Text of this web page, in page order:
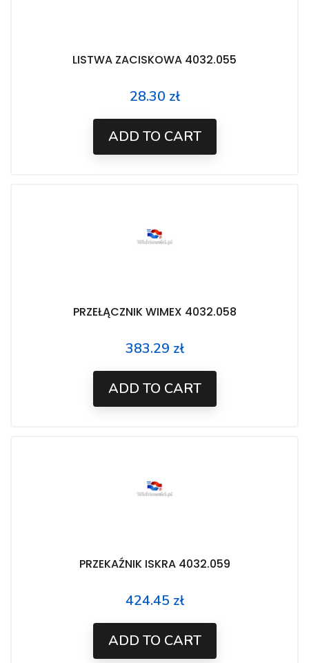
LISTWA ZACISKOWA 4032.055
Price
28.30 zł
ADD TO CART
PRZEŁĄCZNIK WIMEX 4032.058
Price
383.29 zł
ADD TO CART
PRZEKAŹNIK ISKRA 4032.059
Price
424.45 zł
ADD TO CART